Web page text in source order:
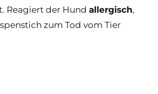
Reagiert der Hund allergisch,
zum Tod vom Tier